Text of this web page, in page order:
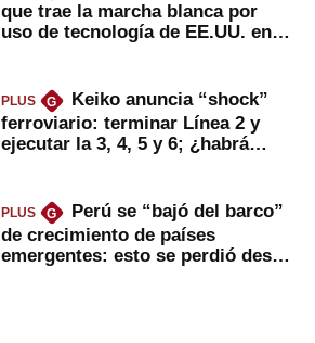
que trae la marcha blanca por
uso de tecnología de EE.UU. en
PLUS G
Keiko anuncia “shock”
ferroviario: terminar Línea 2 y
ejecutar la 3, 4, 5 y 6; ¿habrá
PLUS G
Perú se “bajó del barco”
de crecimiento de países
emergentes: esto se perdió desde